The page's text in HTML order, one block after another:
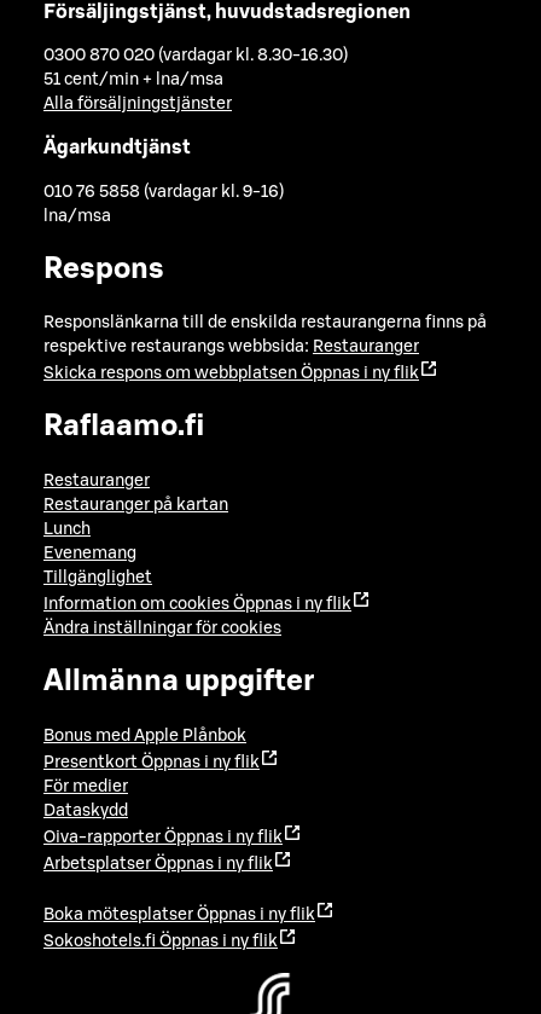
Försäljingstjänst, huvudstadsregionen
0300 870 020 (vardagar kl. 8.30-16.30)
51 cent/min + lna/msa
Alla försäljningstjänster
Ägarkundtjänst
010 76 5858 (vardagar kl. 9-16)
lna/msa
Respons
Responslänkarna till de enskilda restaurangerna finns på
respektive restaurangs webbsida: Restauranger
Skicka respons om webbplatsen Öppnas i ny flik
Raflaamo.fi
Restauranger
Restauranger på kartan
Lunch
Evenemang
Tillgänglighet
Information om cookies Öppnas i ny flik
Ändra inställningar för cookies
Allmänna uppgifter
Bonus med Apple Plånbok
Presentkort Öppnas i ny flik
För medier
Dataskydd
Oiva-rapporter Öppnas i ny flik
Arbetsplatser Öppnas i ny flik
Boka mötesplatser Öppnas i ny flik
Sokoshotels.fi Öppnas i ny flik